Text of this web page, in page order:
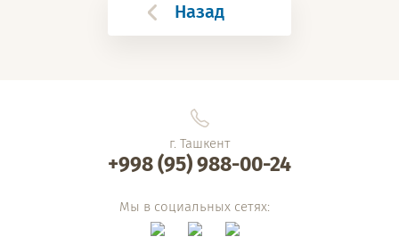
Назад
г. Ташкент
+998 (95) 988-00-24
Мы в социальных сетях: